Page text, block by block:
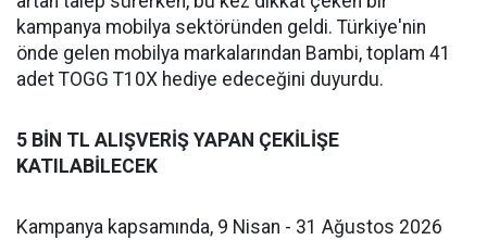
kampanya mobilya sektöründen geldi. Türkiye'nin
önde gelen mobilya markalarından Bambi, toplam 41
adet TOGG T10X hediye edeceğini duyurdu.
5 BİN TL ALIŞVERİŞ YAPAN ÇEKİLİŞE
KATILABİLECEK
Kampanya kapsamında, 9 Nisan - 31 Ağustos 2026